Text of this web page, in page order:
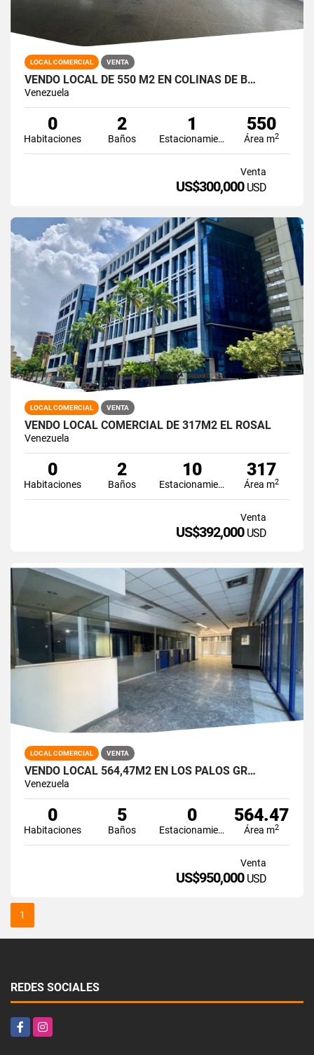
LOCAL COMERCIAL VENTA
VENDO LOCAL DE 550 M2 EN COLINAS DE B…
Venezuela
0
Habitaciones
2
Baños
1
Estacionamiento
550
Área m2
Venta
US$300,000 USD
LOCAL COMERCIAL VENTA
VENDO LOCAL COMERCIAL DE 317M2 EL ROSAL
Venezuela
0
Habitaciones
2
Baños
10
Estacionamiento
317
Área m2
Venta
US$392,000 USD
LOCAL COMERCIAL VENTA
VENDO LOCAL 564,47M2 EN LOS PALOS GR…
Venezuela
0
Habitaciones
5
Baños
0
Estacionamiento
564.47
Área m2
Venta
US$950,000 USD
1
REDES SOCIALES
FacebookInstagram